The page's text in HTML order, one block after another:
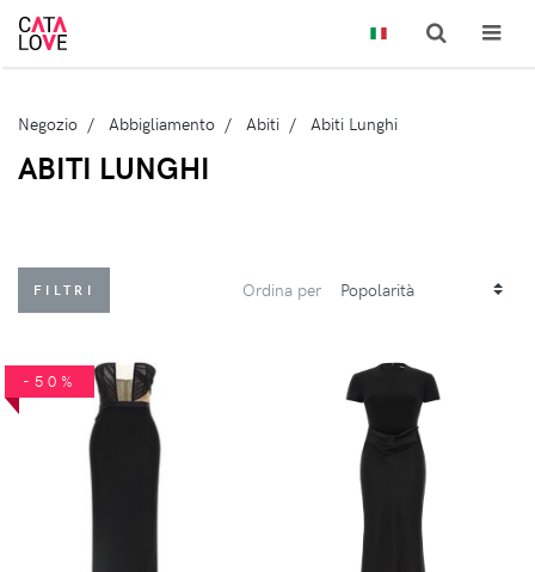
Negozio Abbigliamento Abiti Abiti Lunghi
ABITI LUNGHI
FILTRI Ordina per
-50%